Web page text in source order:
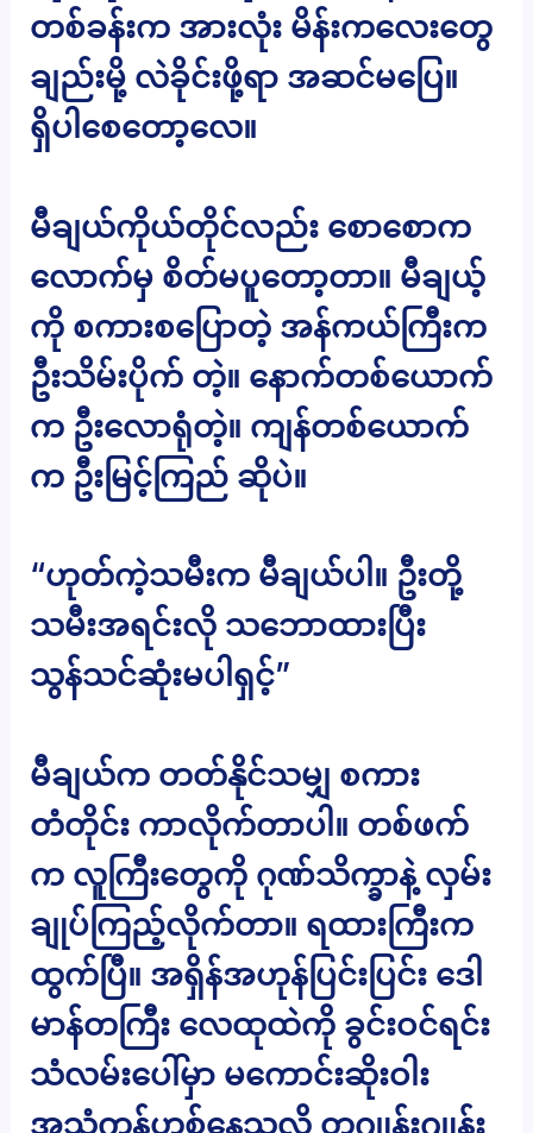
တစ်ခန်းက အားလုံး မိန်းကလေးတွေ
ချည်းမို့ လဲခိုင်းဖို့ရာ အဆင်မပြေ။
ရှိပါစေတော့လေ။
မီချယ်ကိုယ်တိုင်လည်း စောစောက
လောက်မှ စိတ်မပူတော့တာ။ မီချယ့်
ကို စကားစပြောတဲ့ အန်ကယ်ကြီးက
ဦးသိမ်းပိုက် တဲ့။ နောက်တစ်ယောက်
က ဦးလောရုံတဲ့။ ကျန်တစ်ယောက်
က ဦးမြင့်ကြည် ဆိုပဲ။
“ဟုတ်ကဲ့သမီးက မီချယ်ပါ။ ဦးတို့
သမီးအရင်းလို သဘောထားပြီး
သွန်သင်ဆုံးမပါရှင့်”
မီချယ်က တတ်နိုင်သမျှ စကား
တံတိုင်း ကာလိုက်တာပါ။ တစ်ဖက်
က လူကြီးတွေကို ဂုဏ်သိက္ခာနဲ့ လှမ်း
ချုပ်ကြည့်လိုက်တာ။ ရထားကြီးက
ထွက်ပြီ။ အရှိန်အဟုန်ပြင်းပြင်း ဒေါ
မာန်တကြီး လေထုထဲကို ခွင်းဝင်ရင်း
သံလမ်းပေါ်မှာ မကောင်းဆိုးဝါး
အသံကုန်ဟစ်နေသလို တဂျုန်းဂျုန်း